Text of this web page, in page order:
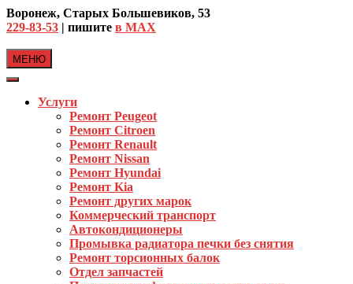
Skip
to
Воронеж, Старых Большевиков, 53
229-83-53 | пишите в MAX
МЕНЮ
Услуги
Ремонт Peugeot
Ремонт Citroen
Ремонт Renault
Ремонт Nissan
Ремонт Hyundai
Ремонт Kia
Ремонт других марок
Коммерческий транспорт
Автокондиционеры
Промывка радиатора печки без снятия
Ремонт торсионных балок
Отдел запчастей